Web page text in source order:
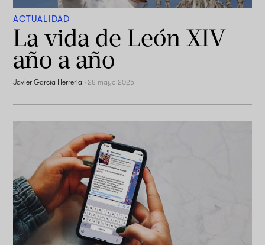
ACTUALIDAD
La vida de León XIV
año a año
Javier García Herrería ·28 mayo 2025